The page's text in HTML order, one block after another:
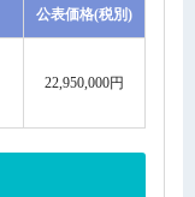
公表価格(税別)
22,950,000円